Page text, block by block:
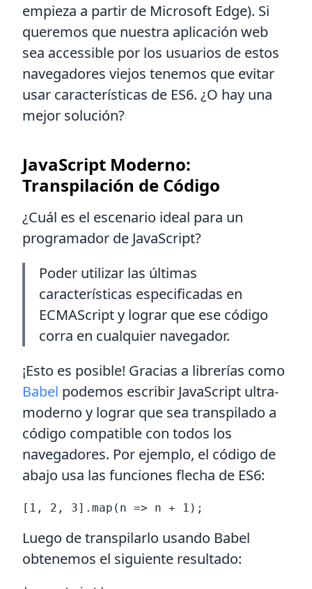
empieza a partir de Microsoft Edge). Si
queremos que nuestra aplicación web
sea accessible por los usuarios de estos
navegadores viejos tenemos que evitar
usar características de ES6. ¿O hay una
mejor solución?
JavaScript Moderno:
Transpilación de Código
¿Cuál es el escenario ideal para un
programador de JavaScript?
Poder utilizar las últimas
características especificadas en
ECMAScript y lograr que ese código
corra en cualquier navegador.
¡Esto es posible! Gracias a librerías como
Babel podemos escribir JavaScript ultra-
moderno y lograr que sea transpilado a
código compatible con todos los
navegadores. Por ejemplo, el código de
abajo usa las funciones flecha de ES6:
Luego de transpilarlo usando Babel
obtenemos el siguiente resultado: